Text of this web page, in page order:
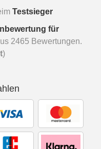
Testsieger
für
2465 Bewertungen.
)